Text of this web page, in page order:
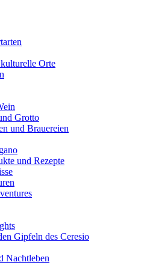
Orte
Grotto
und Brauereien
und Rezepte
Gipfeln des Ceresio
Nachtleben